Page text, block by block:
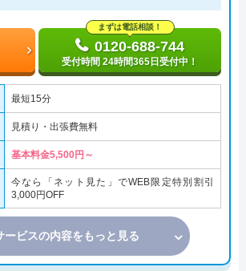
まずは電話相談！
0120-688-744
受付時間 24時間365日受付中！
最短15分
見積り・出張費無料
基本料金5,500円～
今なら「ネット見た」でWEB限定特別割引
3,000円OFF
ービスの内容をもっと見る